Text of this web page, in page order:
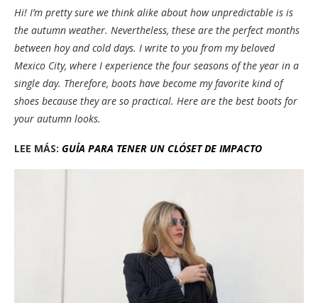
Hi! I’m pretty sure we think alike about how unpredictable is is
the autumn weather. Nevertheless, these are the perfect months
between hoy and cold days. I write to you from my beloved
Mexico City, where I experience the four seasons of the year in a
single day. Therefore, boots have become my favorite kind of
shoes because they are so practical. Here are the best boots for
your autumn looks.
LEE MÁS: GUÍA PARA TENER UN CLÓSET DE IMPACTO